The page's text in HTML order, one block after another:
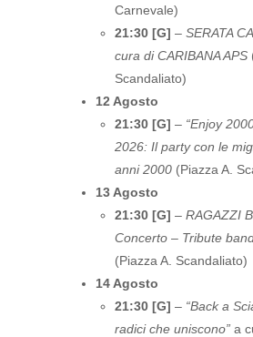
Carnevale)
21:30 [G] – SERATA
cura di CARIBANA APS
Scandaliato)
12 Agosto
21:30 [G] – “Enjoy
2026: Il party con le
anni 2000 (Piazza A.
13 Agosto
21:30 [G] – RAGAZZI
Concerto – Tribute
(Piazza A. Scandaliato)
14 Agosto
21:30 [G] – “Back a
radici che uniscono” a